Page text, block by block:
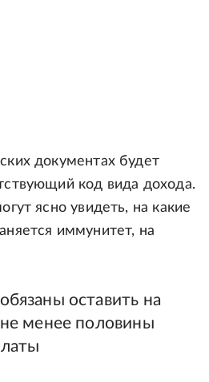
документах будет
код вида дохода.
ясно увидеть, на какие
иммунитет, на
оставить на
не менее половины